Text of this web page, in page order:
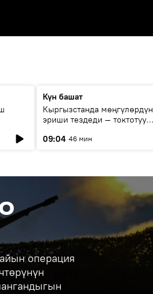
Күн башат
Кыргызстанда мөңгүлөрдүн
эриши тездеди — токтотуу
09:04 46 мин
операция